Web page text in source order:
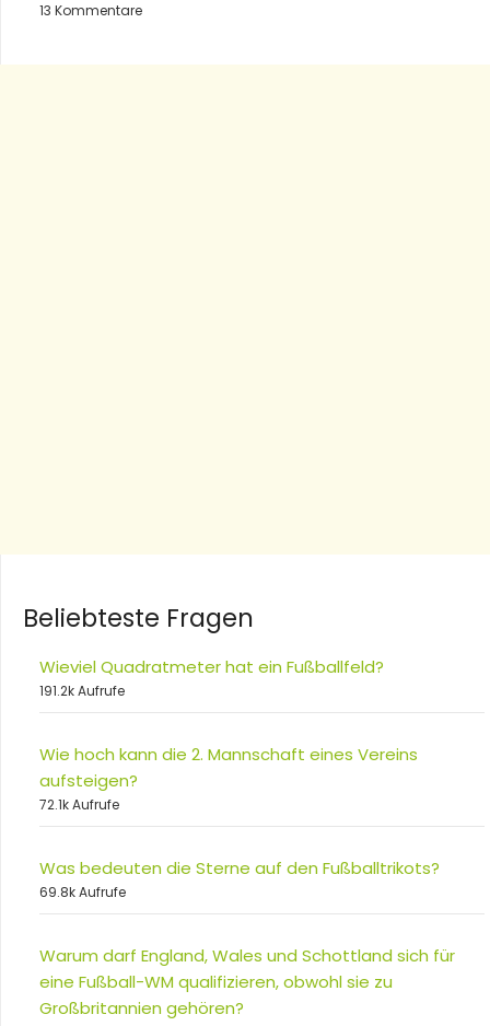
13 Kommentare
Beliebteste Fragen
Wieviel Quadratmeter hat ein Fußballfeld?
191.2k Aufrufe
Wie hoch kann die 2. Mannschaft eines Vereins
aufsteigen?
72.1k Aufrufe
Was bedeuten die Sterne auf den Fußballtrikots?
69.8k Aufrufe
Warum darf England, Wales und Schottland sich für
eine Fußball-WM qualifizieren, obwohl sie zu
Großbritannien gehören?